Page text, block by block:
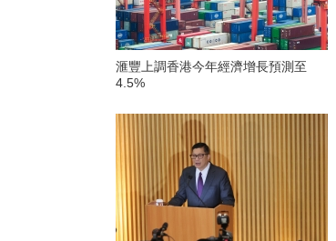
滙豐上調香港今年經濟增長預測至
4.5%